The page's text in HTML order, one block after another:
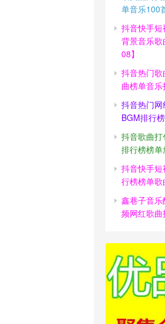
单音乐100
抖音快手
背景音乐
08】
抖音热门
曲榜单音乐
抖音热门
BGM排行
抖音歌曲
排行榜榜单
抖音快手
行榜榜单歌
鑫巷子音
频网红歌曲